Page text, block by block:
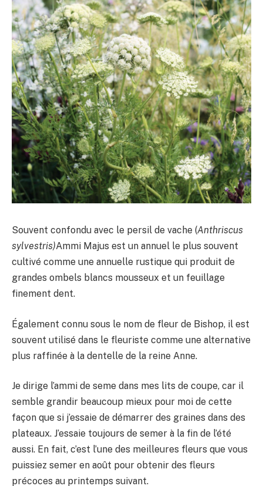
Souvent confondu avec le persil de vache (Anthriscus
sylvestris)Ammi Majus est un annuel le plus souvent
cultivé comme une annuelle rustique qui produit de
grandes ombels blancs mousseux et un feuillage
finement dent.
Également connu sous le nom de fleur de Bishop, il est
souvent utilisé dans le fleuriste comme une alternative
plus raffinée à la dentelle de la reine Anne.
Je dirige l’ammi de seme dans mes lits de coupe, car il
semble grandir beaucoup mieux pour moi de cette
façon que si j’essaie de démarrer des graines dans des
plateaux. J’essaie toujours de semer à la fin de l’été
aussi. En fait, c’est l’une des meilleures fleurs que vous
puissiez semer en août pour obtenir des fleurs
précoces au printemps suivant.